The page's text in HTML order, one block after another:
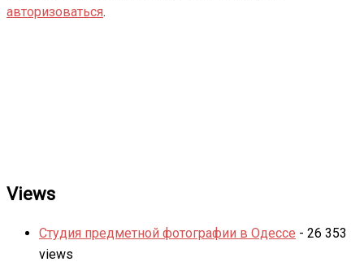
авторизоваться.
Views
Студия предметной фотографии в Одессе - 26 353
views